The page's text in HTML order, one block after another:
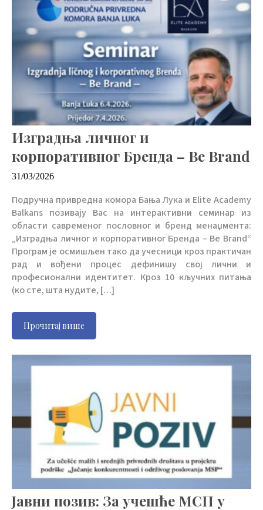
Изградња личног и
корпоративног Бренда – Be Brand
31/03/2026
Подручна привредна комора Бања Лука и Elite Academy
Balkans позивају Вас на интерактивни семинар из
области савременог пословног и бренд менаџмента:
„Изградња личног и корпоративног Бренда – Be Brand“
Програм је осмишљен тако да учесници кроз практичан
рад и вођени процес дефинишу свој лични и
професионални идентитет. Кроз 10 кључних питања
(ко сте, шта нудите, […]
Прочитај више
Јавни позив: За учешће МСП у